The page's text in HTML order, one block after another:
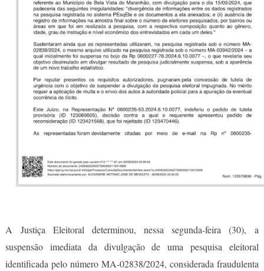
A Justiça Eleitoral determinou, nessa segunda-feira (30), a
suspensão imediata da divulgação de uma pesquisa eleitoral
identificada pelo número MA-02838/2024, considerada fraudulenta